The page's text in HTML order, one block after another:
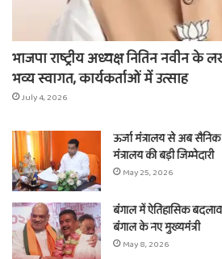
भाजपा राष्ट्रीय अध्यक्ष नितिन नवीन
भव्य स्वागत, कार्यकर्ताओं में उत्साह
July 4, 2026
ऊर्जा मंत्रालय से अब
मंत्रालय की बड़ी जिम्मेदारी
May 25, 2026
बंगाल में ऐतिहासिक
बंगाल के नए मुख्यमंत्री
May 8, 2026